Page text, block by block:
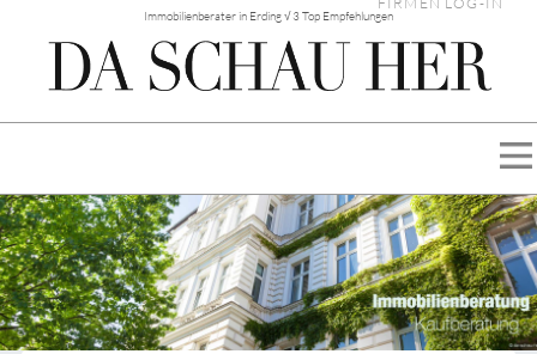
Immobilienberater in Erding √ 3 Top Empfehlungen